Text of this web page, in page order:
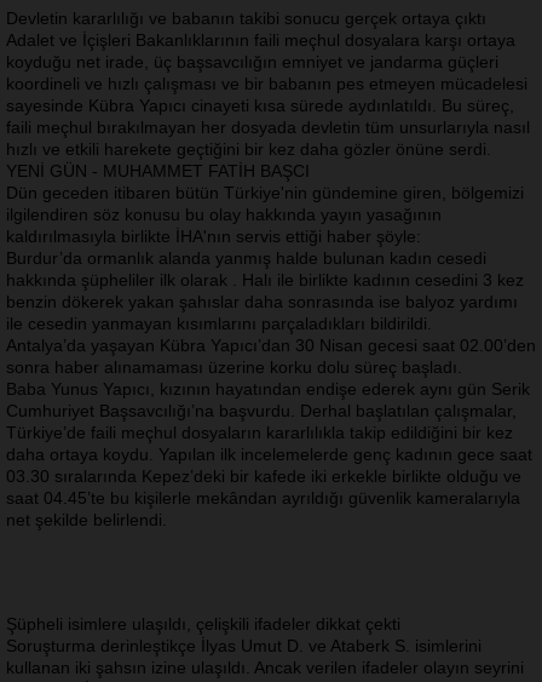
Devletin kararlılığı ve babanın takibi sonucu gerçek ortaya çıktı
Adalet ve İçişleri Bakanlıklarının faili meçhul dosyalara karşı ortaya
koyduğu net irade, üç başsavcılığın emniyet ve jandarma güçleri
koordineli ve hızlı çalışması ve bir babanın pes etmeyen mücadelesi
sayesinde Kübra Yapıcı cinayeti kısa sürede aydınlatıldı. Bu süreç,
faili meçhul bırakılmayan her dosyada devletin tüm unsurlarıyla nasıl
hızlı ve etkili harekete geçtiğini bir kez daha gözler önüne serdi.
YENİ GÜN - MUHAMMET FATİH BAŞCI
Dün geceden itibaren bütün Türkiye'nin gündemine giren, bölgemizi
ilgilendiren söz konusu bu olay hakkında yayın yasağının
kaldırılmasıyla birlikte İHA'nın servis ettiği haber şöyle:
Burdur’da ormanlık alanda yanmış halde bulunan kadın cesedi
hakkında şüpheliler ilk olarak . Halı ile birlikte kadının cesedini 3 kez
benzin dökerek yakan şahıslar daha sonrasında ise balyoz yardımı
ile cesedin yanmayan kısımlarını parçaladıkları bildirildi.
Antalya’da yaşayan Kübra Yapıcı’dan 30 Nisan gecesi saat 02.00’den
sonra haber alınamaması üzerine korku dolu süreç başladı.
Baba Yunus Yapıcı, kızının hayatından endişe ederek aynı gün Serik
Cumhuriyet Başsavcılığı’na başvurdu. Derhal başlatılan çalışmalar,
Türkiye’de faili meçhul dosyaların kararlılıkla takip edildiğini bir kez
daha ortaya koydu. Yapılan ilk incelemelerde genç kadının gece saat
03.30 sıralarında Kepez’deki bir kafede iki erkekle birlikte olduğu ve
saat 04.45’te bu kişilerle mekândan ayrıldığı güvenlik kameralarıyla
net şekilde belirlendi.
Şüpheli isimlere ulaşıldı, çelişkili ifadeler dikkat çekti
Soruşturma derinleştikçe İlyas Umut D. ve Ataberk S. isimlerini
kullanan iki şahsın izine ulaşıldı. Ancak verilen ifadeler olayın seyrini